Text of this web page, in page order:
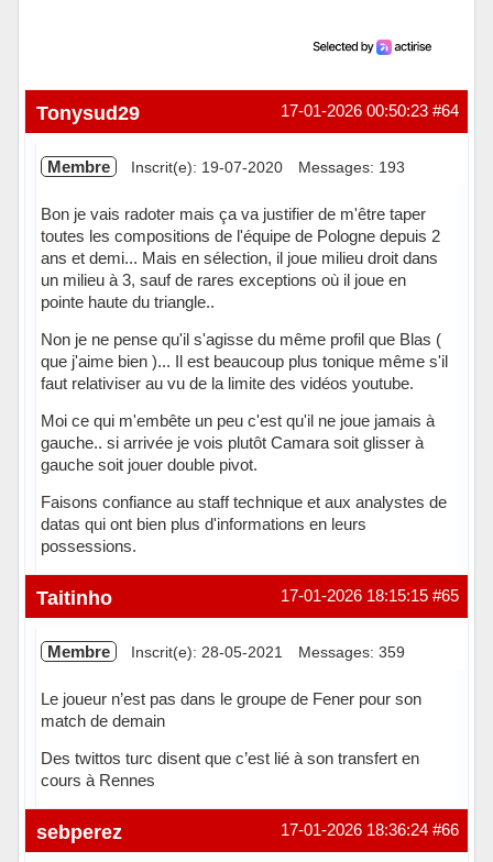
#64
17-01-2026 00:50:23
Tonysud29
Membre Inscrit(e): 19-07-2020 Messages: 193
Bon je vais radoter mais ça va justifier de m'être taper
toutes les compositions de l'équipe de Pologne depuis 2
ans et demi... Mais en sélection, il joue milieu droit dans
un milieu à 3, sauf de rares exceptions où il joue en
pointe haute du triangle..
Non je ne pense qu'il s'agisse du même profil que Blas (
que j'aime bien )... Il est beaucoup plus tonique même s'il
faut relativiser au vu de la limite des vidéos youtube.
Moi ce qui m'embête un peu c'est qu'il ne joue jamais à
gauche.. si arrivée je vois plutôt Camara soit glisser à
gauche soit jouer double pivot.
Faisons confiance au staff technique et aux analystes de
datas qui ont bien plus d'informations en leurs
possessions.
Hors ligne #65
17-01-2026 18:15:15
Taitinho
Membre Inscrit(e): 28-05-2021 Messages: 359
Le joueur n’est pas dans le groupe de Fener pour son
match de demain
Des twittos turc disent que c’est lié à son transfert en
cours à Rennes
Hors ligne #66
17-01-2026 18:36:24
sebperez